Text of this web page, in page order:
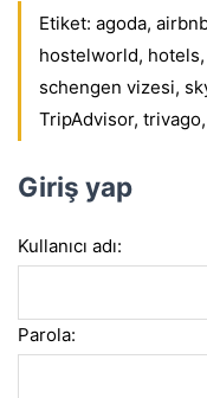
Etiket: agoda,
hostelworld, hotels,
schengen vizesi,
TripAdvisor, trivago,
Giriş yap
Kullanıcı adı:
Parola: